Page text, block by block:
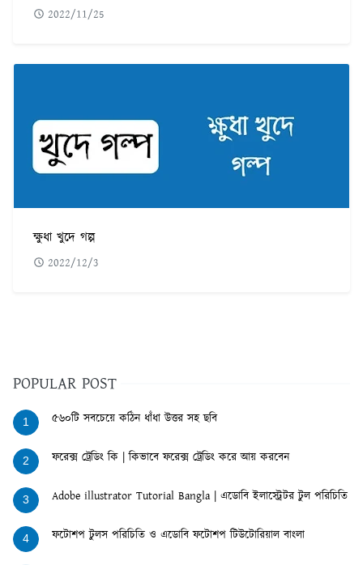
2022/11/25
ক্ষুধা খুদে গল্প
2022/12/3
POPULAR POST
1 ৫৬০টি সবচেয়ে কঠিন ধাঁধা উত্তর সহ ছবি
2 ফরেক্স ট্রেডিং কি | কিভাবে ফরেক্স ট্রেডিং করে আয় করবেন
3 Adobe illustrator Tutorial Bangla | এডোবি ইলাস্ট্রেটর টুল পরিচিতি
4 ফটোশপ টুলস পরিচিতি ও এডোবি ফটোশপ টিউটোরিয়াল বাংলা